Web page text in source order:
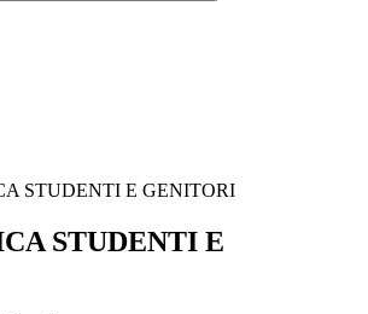
STUDENTI E GENITORI
STUDENTI E